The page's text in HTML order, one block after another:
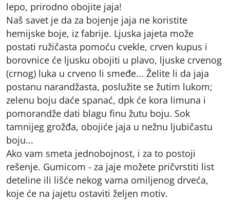
lepo, prirodno obojite jaja!
Naš savet je da za bojenje jaja ne koristite
hemijske boje, iz fabrije. Ljuska jajeta može
postati ružičasta pomoću cvekle, crven kupus i
borovnice će ljusku obojiti u plavo, ljuske crvenog
(crnog) luka u crveno li smeđe... Želite li da jaja
postanu narandžasta, poslužite se žutim lukom;
zelenu boju daće spanać, dpk će kora limuna i
pomorandže dati blagu finu žutu boju. Sok
tamnijeg grožđa, obojiće jaja u nežnu ljubičastu
boju...
Ako vam smeta jednobojnost, i za to postoji
rešenje. Gumicom - za jaje možete pričvrstiti list
deteline ili lišće nekog vama omiljenog drveća,
koje će na jajetu ostaviti željen motiv.